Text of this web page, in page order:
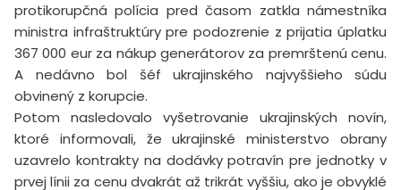
protikorupčná polícia pred časom zatkla námestníka
ministra infraštruktúry pre podozrenie z prijatia úplatku
367 000 eur za nákup generátorov za premrštenú cenu.
A nedávno bol šéf ukrajinského najvyššieho súdu
obvinený z korupcie.
Potom nasledovalo vyšetrovanie ukrajinských novín,
ktoré informovali, že ukrajinské ministerstvo obrany
uzavrelo kontrakty na dodávky potravín pre jednotky v
prvej línii za cenu dvakrát až trikrát vyššiu, ako je obvyklé